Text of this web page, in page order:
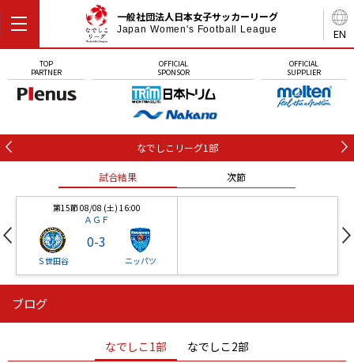
EN
一般社団法人日本女子サッカーリーグ
Japan Women's Football League
TOP
PARTNER
OFFICIAL
SPONSOR
OFFICIAL
SUPPLIER
なでしこリーグ1部
試合結果 次節
第15節 08/08 (土) 16:00
ＡＧＦ
Ｓ世田谷
0-3
ニッパツ
ニッパツ 石人の星
ブログ
なでしこ1部 なでしこ2部